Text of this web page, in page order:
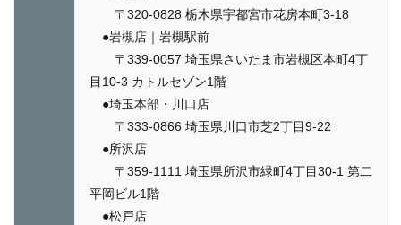
〒320-0828 栃木県宇都宮市花房本町3-18
●岩槻店｜岩槻駅前
〒339-0057 埼玉県さいたま市岩槻区本町4丁
目10-3 カトルセゾン1階
●埼玉本部・川口店
〒333-0866 埼玉県川口市芝2丁目9-22
●所沢店
〒359-1111 埼玉県所沢市緑町4丁目30-1 第二
平岡ビル1階
●松戸店